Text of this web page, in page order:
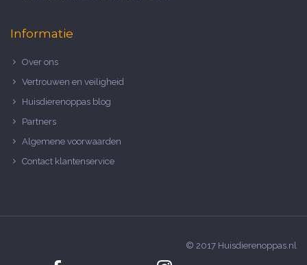
Informatie
Over ons
Vertrouwen en veiligheid
Huisdierenoppas blog
Partners
Algemene voorwaarden
Contact klantenservice
© 2017 Huisdierenoppas.nl